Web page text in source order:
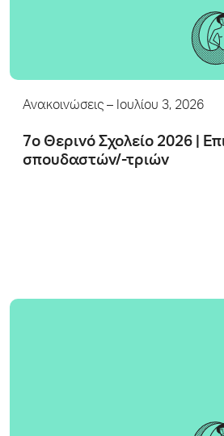
Ανακοινώσεις – Ιουλίου 3, 2026
7ο Θερινό Σχολείο 2026 |
σπουδαστών/-τριών